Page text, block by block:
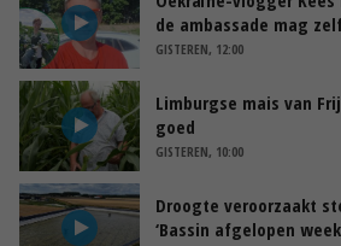
de ambassade mag
GISTEREN, 12:00
Limburgse mais van
goed
GISTEREN, 10:00
Droogte veroorzaakt
‘Bassin afgelopen